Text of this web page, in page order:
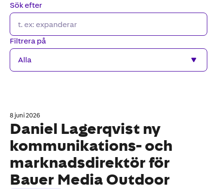
Sök efter
Filtrera på
8 juni 2026
Daniel Lagerqvist ny
kommunikations- och
marknadsdirektör för
Bauer Media Outdoor